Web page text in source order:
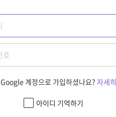
Google 계정으로 가입하셨나요?자세히
아이디 기억하기